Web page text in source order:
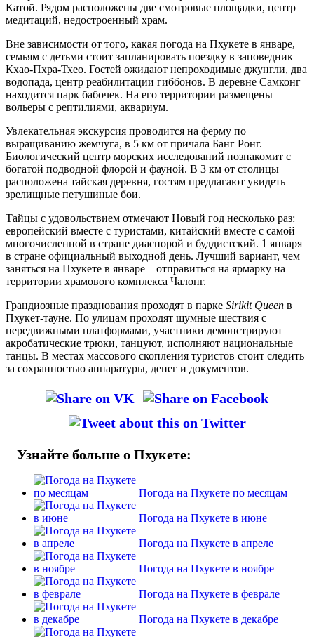
Катой. Рядом расположены две смотровые площадки, центр
медитаций, недостроенный храм.
Вне зависимости от того, какая погода на Пхукете в январе,
семьям с детьми стоит запланировать поездку в заповедник
Кхао-Пхра-Тхео. Гостей ожидают непроходимые джунгли, два
водопада, центр реабилитации гиббонов. В деревне Самконг
находится парк бабочек. На его территории размещены
вольеры с рептилиями, аквариум.
Увлекательная экскурсия проводится на ферму по
выращиванию жемчуга, в 5 км от причала Банг Ронг.
Биологический центр морских исследований познакомит с
богатой подводной флорой и фауной. В 3 км от столицы
расположена тайская деревня, гостям предлагают увидеть
зрелищные петушиные бои.
Тайцы с удовольствием отмечают Новый год несколько раз:
европейский вместе с туристами, китайский вместе с самой
многочисленной в стране диаспорой и буддистский. 1 января
в стране официальный выходной день. Лучший вариант, чем
заняться на Пхукете в январе – отправиться на ярмарку на
территории храмового комплекса Чалонг.
Грандиозные празднования проходят в парке Sirikit Queen в
Пхукет-тауне. По улицам проходят шумные шествия с
передвижными платформами, участники демонстрируют
акробатические трюки, танцуют, исполняют национальные
танцы. В местах массового скопления туристов стоит следить
за сохранностью аппаратуры, денег и документов.
Узнайте больше о Пхукете:
Погода на Пхукете по месяцам
Погода на Пхукете в июне
Погода на Пхукете в апреле
Погода на Пхукете в ноябре
Погода на Пхукете в феврале
Погода на Пхукете в декабре